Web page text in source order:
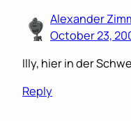
Alexander
October 23,
Illy, hier in der
Reply